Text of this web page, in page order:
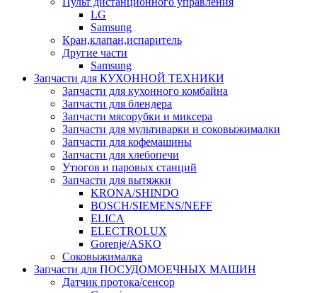
LG
Samsung
Кран,клапан,испаритель
Другие части
Samsung
Запчасти для КУХОННОЙ ТЕХНИКИ
Запчасти для кухонного комбайна
Запчасти для блендера
Запчасти мясорубки и миксера
Запчасти для мультиварки и соковыжималки
Запчасти для кофемашины
Запчасти для хлебопечи
Утюгов и паровых станций
Запчасти для вытяжки
KRONA/SHINDO
BOSCH/SIEMENS/NEFF
ELICA
ELECTROLUX
Gorenje/ASKO
Соковыжималка
Запчасти для ПОСУДОМОЕЧНЫХ МАШИН
Датчик протока/сенсор